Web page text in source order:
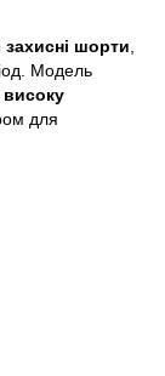
захисні шорти
Модель
високу
для